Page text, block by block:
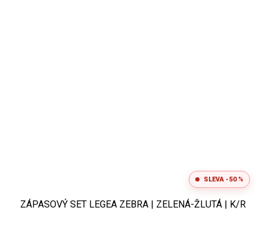
SLEVA -50 %
ZÁPASOVÝ SET LEGEA ZEBRA | ZELENÁ-ŽLUTÁ | K/R